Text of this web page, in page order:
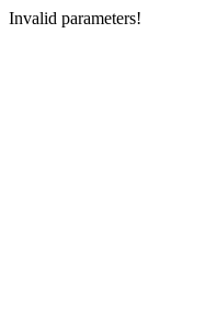
Invalid parameters!